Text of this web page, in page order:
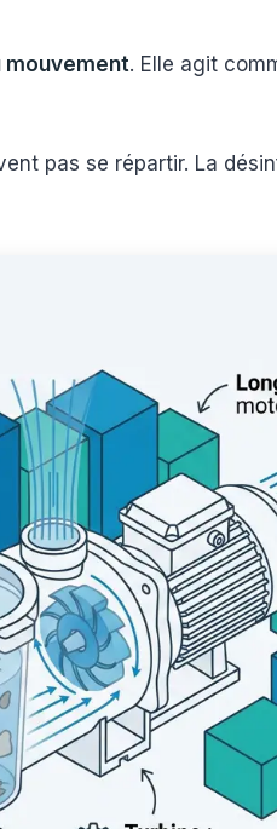
mouvement. Elle agit
pas se répartir. La